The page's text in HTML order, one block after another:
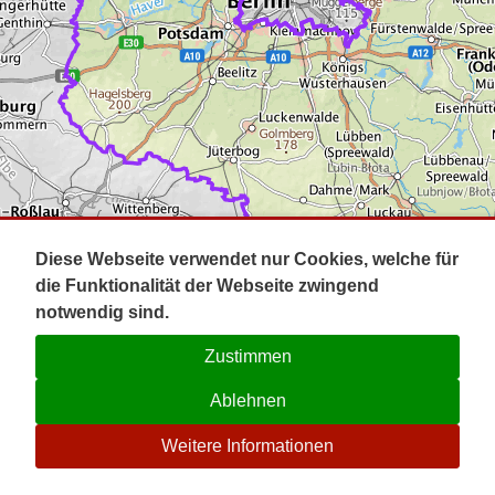
Impressum
Kontakt
☉
Diese Webseite verwendet nur Cookies, welche für
die Funktionalität der Webseite zwingend
notwendig sind.
Zustimmen
Ablehnen
Weitere Informationen